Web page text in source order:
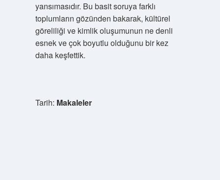
yansımasıdır. Bu basit soruya farklı
toplumların gözünden bakarak, kültürel
göreliliği ve kimlik oluşumunun ne denli
esnek ve çok boyutlu olduğunu bir kez
daha keşfettik.
Tarih: Makaleler